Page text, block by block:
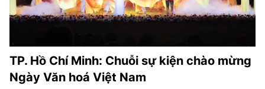
TP. Hồ Chí Minh: Chuỗi sự kiện chào mừng
Ngày Văn hoá Việt Nam